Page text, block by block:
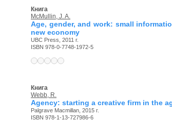
Книга
McMullin, J. A.
Age, gender, and work: small
new economy
UBC Press, 2011 г.
ISBN 978-0-7748-1972-5
Книга
Webb, R.
Agency: starting a creative firm in the
Palgrave Macmillan, 2015 г.
ISBN 978-1-13-727986-6